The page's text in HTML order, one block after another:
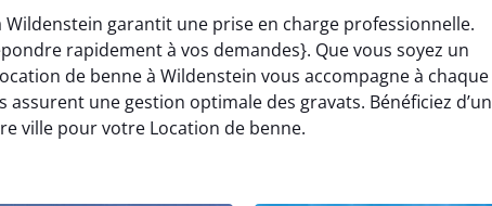
garantit une prise en charge professionnelle.
rapidement à vos demandes}. Que vous soyez un
de benne à Wildenstein vous accompagne à chaque
une gestion optimale des gravats. Bénéficiez d’un
ville pour votre Location de benne.